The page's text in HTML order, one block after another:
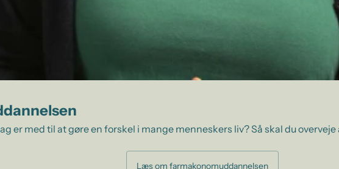
er med til at gøre en forskel i mange menneskers liv? Så skal du
Læs om farmakonomuddannelsen